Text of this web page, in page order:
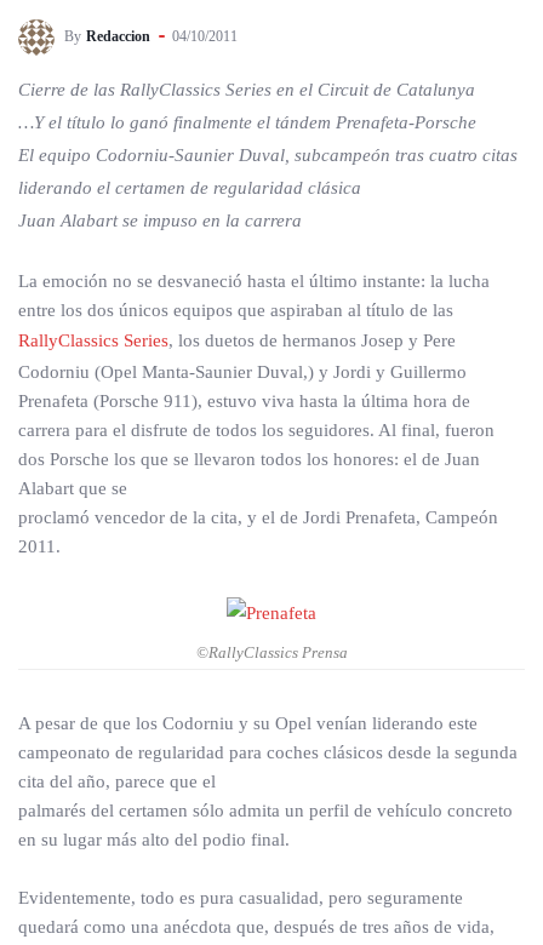
By Redaccion 04/10/2011
Cierre de las RallyClassics Series en el Circuit de Catalunya
…Y el título lo ganó finalmente el tándem Prenafeta-Porsche
El equipo Codorniu-Saunier Duval, subcampeón tras cuatro citas
liderando el certamen de regularidad clásica
Juan Alabart se impuso en la carrera
La emoción no se desvaneció hasta el último instante: la lucha
entre los dos únicos equipos que aspiraban al título de las
RallyClassics Series, los duetos de hermanos Josep y Pere
Codorniu (Opel Manta-Saunier Duval,) y Jordi y Guillermo
Prenafeta (Porsche 911), estuvo viva hasta la última hora de
carrera para el disfrute de todos los seguidores. Al final, fueron
dos Porsche los que se llevaron todos los honores: el de Juan
Alabart que se
proclamó vencedor de la cita, y el de Jordi Prenafeta, Campeón
2011.
©RallyClassics Prensa
A pesar de que los Codorniu y su Opel venían liderando este
campeonato de regularidad para coches clásicos desde la segunda
cita del año, parece que el
palmarés del certamen sólo admita un perfil de vehículo concreto
en su lugar más alto del podio final.
Evidentemente, todo es pura casualidad, pero seguramente
quedará como una anécdota que, después de tres años de vida,